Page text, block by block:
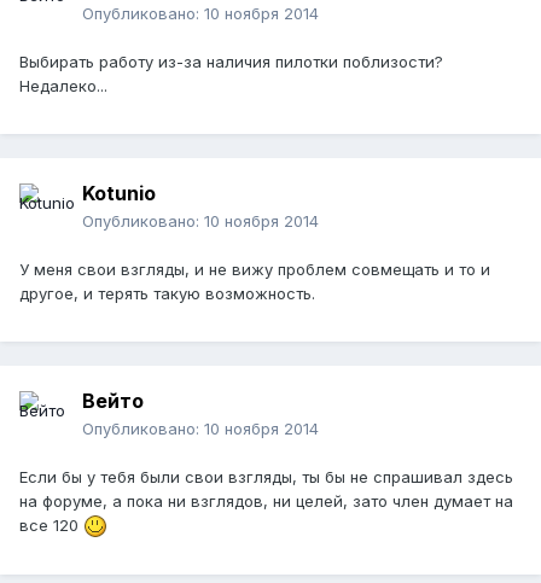
Опубликовано: 10 ноября 2014
Выбирать работу из-за наличия пилотки поблизости?
Недалеко...
Kotunio
Опубликовано: 10 ноября 2014
У меня свои взгляды, и не вижу проблем совмещать и то и
другое, и терять такую возможность.
Вейто
Опубликовано: 10 ноября 2014
Если бы у тебя были свои взгляды, ты бы не спрашивал здесь
на форуме, а пока ни взглядов, ни целей, зато член думает на
все 120